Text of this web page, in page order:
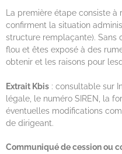
La première étape consiste
confirment la situation
structure remplaçante). Sans
flou et êtes exposé à des
obtenir et les raisons pour
Extrait Kbis : consultable sur
légale, le numéro SIREN, la
éventuelles modifications
de dirigeant.
Communiqué de cession ou